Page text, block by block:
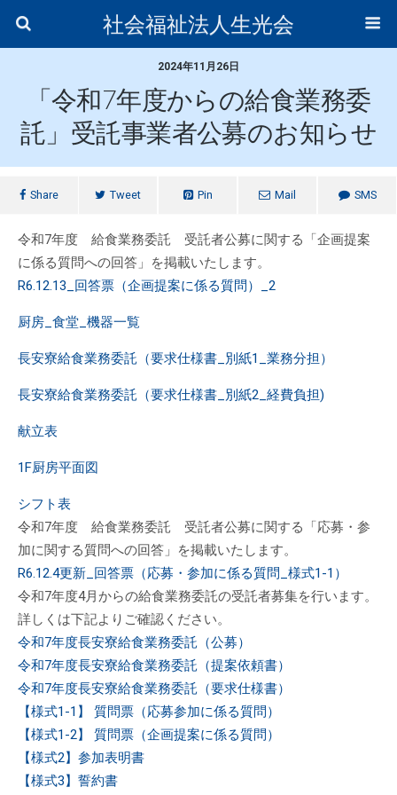
社会福祉法人生光会
2024年11月26日
「令和7年度からの給食業務委
託」受託事業者公募のお知らせ
Share Tweet Pin Mail SMS
令和7年度 給食業務委託 受託者公募に関する「企画提案
に係る質問への回答」を掲載いたします。
R6.12.13_回答票（企画提案に係る質問）_2
厨房_食堂_機器一覧
長安寮給食業務委託（要求仕様書_別紙1_業務分担）
長安寮給食業務委託（要求仕様書_別紙2_経費負担)
献立表
1F厨房平面図
シフト表
令和7年度 給食業務委託 受託者公募に関する「応募・参
加に関する質問への回答」を掲載いたします。
R6.12.4更新_回答票（応募・参加に係る質問_様式1-1）
令和7年度4月からの給食業務委託の受託者募集を行います。
詳しくは下記よりご確認ください。
令和7年度長安寮給食業務委託（公募）
令和7年度長安寮給食業務委託（提案依頼書）
令和7年度長安寮給食業務委託（要求仕様書）
【様式1-1】 質問票（応募参加に係る質問）
【様式1-2】 質問票（企画提案に係る質問）
【様式2】参加表明書
【様式3】誓約書